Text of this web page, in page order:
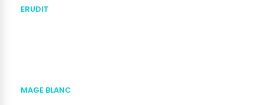
ERUDIT
MAGE BLANC